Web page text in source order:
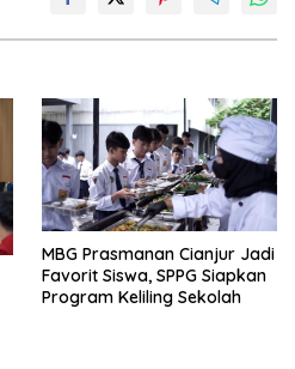
MBG Prasmanan Cianjur Jadi
Favorit Siswa, SPPG Siapkan
Program Keliling Sekolah